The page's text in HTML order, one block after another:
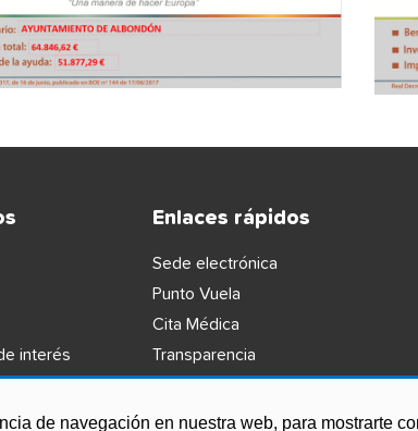
de navegación en nuestra web, para mostrarte
interés
Enlaces rápidos
Sede electrónica
Punto Vuela
Cita Médica
Transparencia